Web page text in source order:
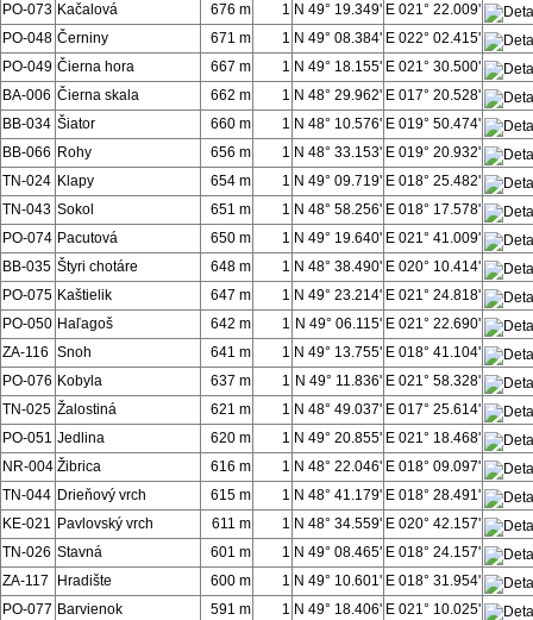
PO-073 Kačalová 676 m 1 N 49° 19.349' E 021° 22.009'
PO-048 Černiny 671 m 1 N 49° 08.384' E 022° 02.415'
PO-049 Čierna hora 667 m 1 N 49° 18.155' E 021° 30.500'
BA-006 Čierna skala 662 m 1 N 48° 29.962' E 017° 20.528'
BB-034 Šiator 660 m 1 N 48° 10.576' E 019° 50.474'
BB-066 Rohy 656 m 1 N 48° 33.153' E 019° 20.932'
TN-024 Klapy 654 m 1 N 49° 09.719' E 018° 25.482'
TN-043 Sokol 651 m 1 N 48° 58.256' E 018° 17.578'
PO-074 Pacutová 650 m 1 N 49° 19.640' E 021° 41.009'
BB-035 Štyri chotáre 648 m 1 N 48° 38.490' E 020° 10.414'
PO-075 Kaštielik 647 m 1 N 49° 23.214' E 021° 24.818'
PO-050 Haľagoš 642 m 1 N 49° 06.115' E 021° 22.690'
ZA-116 Snoh 641 m 1 N 49° 13.755' E 018° 41.104'
PO-076 Kobyla 637 m 1 N 49° 11.836' E 021° 58.328'
TN-025 Žalostiná 621 m 1 N 48° 49.037' E 017° 25.614'
PO-051 Jedlina 620 m 1 N 49° 20.855' E 021° 18.468'
NR-004 Žibrica 616 m 1 N 48° 22.046' E 018° 09.097'
TN-044 Drieňový vrch 615 m 1 N 48° 41.179' E 018° 28.491'
KE-021 Pavlovský vrch 611 m 1 N 48° 34.559' E 020° 42.157'
TN-026 Stavná 601 m 1 N 49° 08.465' E 018° 24.157'
ZA-117
Hradište 600 m 1 N 49° 10.601' E 018° 31.954'
PO-077 Barvienok 591 m 1 N 49° 18.406' E 021° 10.025'